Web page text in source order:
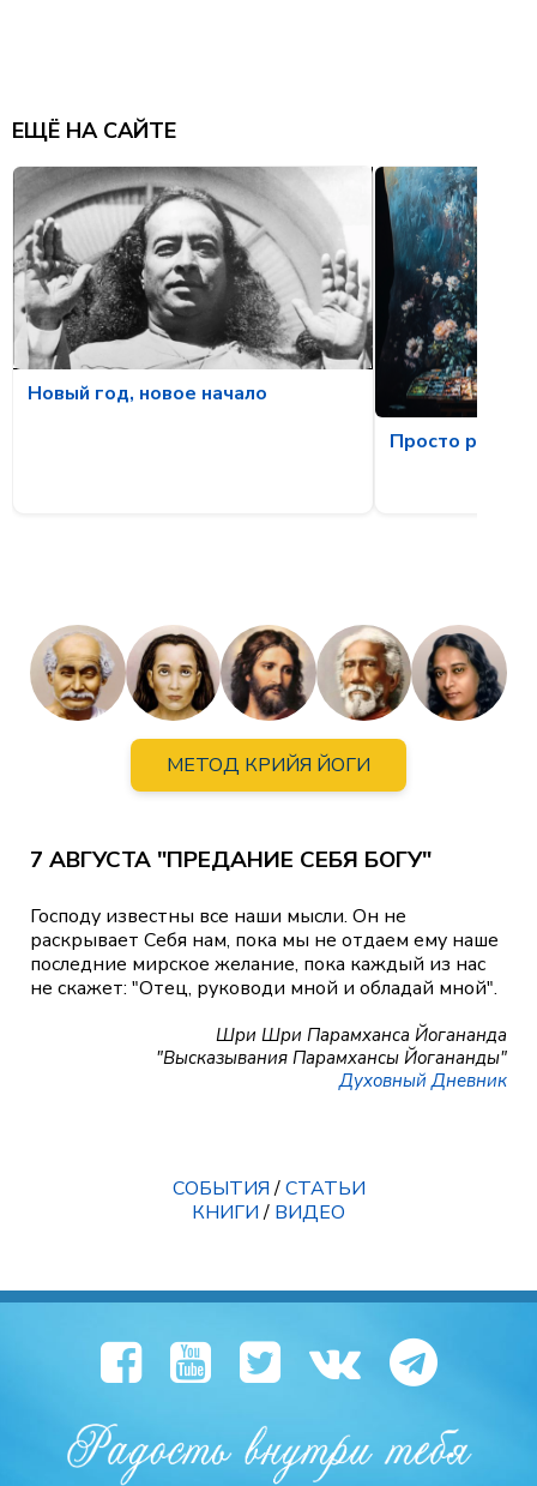
ЕЩЁ НА САЙТЕ
Новый год, новое начало
Просто
МЕТОД КРИЙЯ ЙОГИ
7 АВГУСТА "ПРЕДАНИЕ СЕБЯ БОГУ"
Господу известны все наши мысли. Он не
раскрывает Себя нам, пока мы не отдаем ему наше
последние мирское желание, пока каждый из нас
не скажет: "Отец, руководи мной и обладай мной".
Шри Шри Парамханса Йогананда
"Высказывания Парамхансы Йогананды"
Духовный Дневник
СОБЫТИЯ/СТАТЬИ
КНИГИ/ ВИДЕО